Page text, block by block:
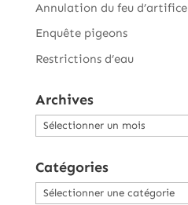
Annulation du feu d’artifice
Enquête pigeons
Restrictions d’eau
Archives
Archives
Catégories
Catégories